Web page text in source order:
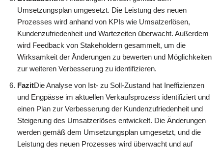
Umsetzungsplan umgesetzt. Die Leistung des neuen
Prozesses wird anhand von KPIs wie Umsatzerlösen,
Kundenzufriedenheit und Wartezeiten überwacht. Außerdem
wird Feedback von Stakeholdern gesammelt, um die
Wirksamkeit der Änderungen zu bewerten und Möglichkeiten
zur weiteren Verbesserung zu identifizieren.
FazitDie Analyse von Ist- zu Soll-Zustand hat Ineffizienzen
und Engpässe im aktuellen Verkaufsprozess identifiziert und
einen Plan zur Verbesserung der Kundenzufriedenheit und
Steigerung des Umsatzerlöses entwickelt. Die Änderungen
werden gemäß dem Umsetzungsplan umgesetzt, und die
Leistung des neuen Prozesses wird überwacht und auf